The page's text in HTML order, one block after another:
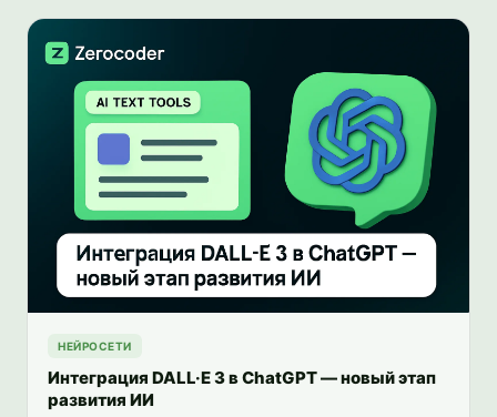
НЕЙРОСЕТИ
Интеграция DALL·E 3 в ChatGPT — новый этап
развития ИИ